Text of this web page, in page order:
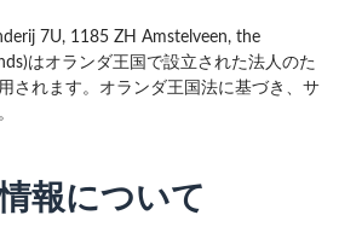
7U, 1185 ZH Amstelveen, the
はオランダ王国で設立された法人のた
されます。オランダ王国法に基づき、サ
報について